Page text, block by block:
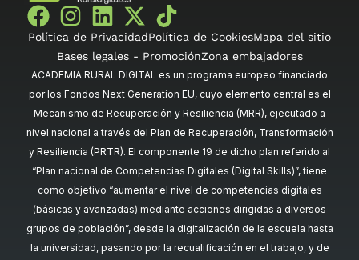
Política de PrivacidadPolítica de CookiesMapa del sitio
Bases legales - PromociónZona embajadores
ACADEMIA RURAL DIGITAL es un programa europeo financiado
por los Fondos Next Generation EU, cuyo elemento central es el
Mecanismo de Recuperación y Resiliencia (MRR), ejecutado a
nivel nacional a través del Plan de Recuperación, Transformación
y Resiliencia (PRTR). El componente 19 de dicho plan referido al
“Plan nacional de Competencias Digitales (Digital Skills)”, tiene
como objetivo “aumentar el nivel de competencias digitales
(básicas y avanzadas) mediante acciones dirigidas a diversos
grupos de población”, desde la digitalización de la escuela hasta
la universidad, pasando por la recualificación en el trabajo, y de